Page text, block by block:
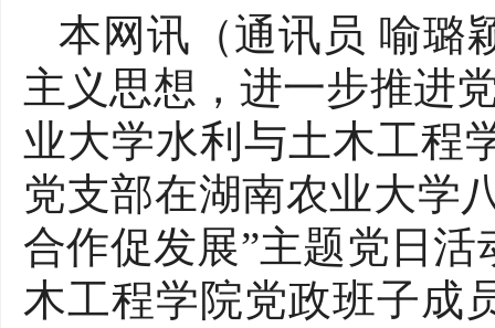
本网讯（通讯员 喻璐
主义思想 ，进一步推进
业大学水利与土木工程
党支部在湖南农业大学
合作促发展”主题党日活
木工程学院党政班子成